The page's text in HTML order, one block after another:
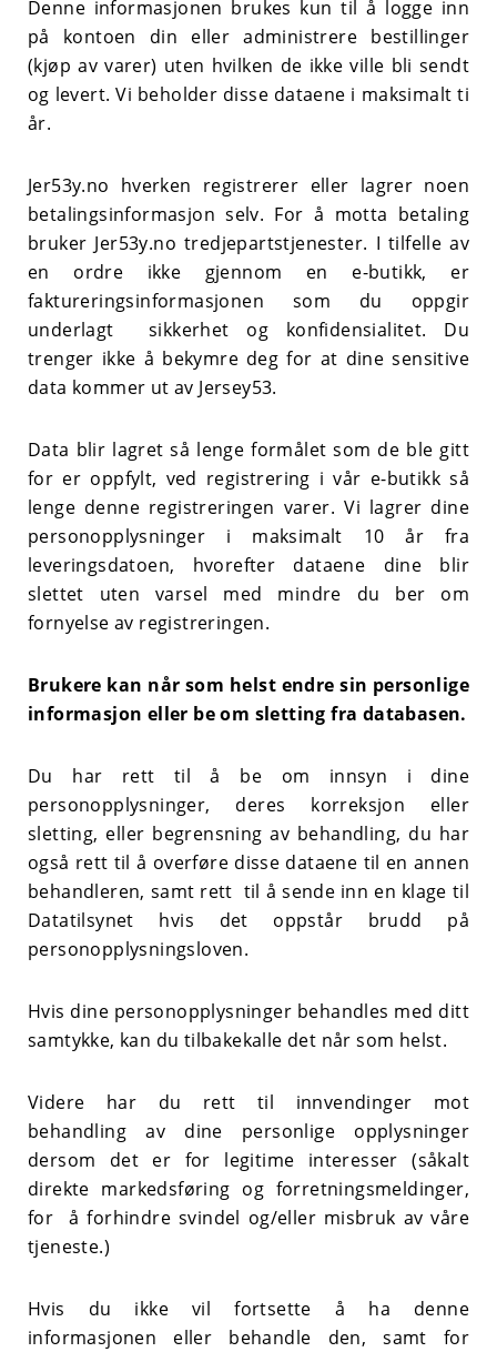
Denne informasjonen brukes kun til å logge inn
på kontoen din eller administrere bestillinger
(kjøp av varer) uten hvilken de ikke ville bli sendt
og levert. Vi beholder disse dataene i maksimalt ti
år.
Jer53y.no hverken registrerer eller lagrer noen
betalingsinformasjon selv. For å motta betaling
bruker Jer53y.no tredjepartstjenester. I tilfelle av
en ordre ikke gjennom en e-butikk, er
faktureringsinformasjonen som du oppgir
underlagt sikkerhet og konfidensialitet. Du
trenger ikke å bekymre deg for at dine sensitive
data kommer ut av Jersey53.
Data blir lagret så lenge formålet som de ble gitt
for er oppfylt, ved registrering i vår e-butikk så
lenge denne registreringen varer. Vi lagrer dine
personopplysninger i maksimalt 10 år fra
leveringsdatoen, hvorefter dataene dine blir
slettet uten varsel med mindre du ber om
fornyelse av registreringen.
Brukere kan når som helst endre sin personlige
informasjon eller be om sletting fra databasen.
Du har rett til å be om innsyn i dine
personopplysninger, deres korreksjon eller
sletting, eller begrensning av behandling, du har
også rett til å overføre disse dataene til en annen
behandleren, samt rett til å sende inn en klage til
Datatilsynet hvis det oppstår brudd på
personopplysningsloven.
Hvis dine personopplysninger behandles med ditt
samtykke, kan du tilbakekalle det når som helst.
Videre har du rett til innvendinger mot
behandling av dine personlige opplysninger
dersom det er for legitime interesser (såkalt
direkte markedsføring og forretningsmeldinger,
for å forhindre svindel og/eller misbruk av våre
tjeneste.)
Hvis du ikke vil fortsette å ha denne
informasjonen eller behandle den, samt for